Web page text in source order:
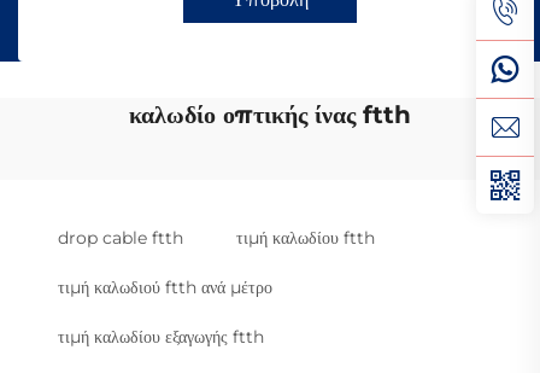
καλωδίο οπτικής ίνας ftth
drop cable ftth τιμή καλωδίου ftth
τιμή καλωδιού ftth ανά μέτρο
τιμή καλωδίου εξαγωγής ftth